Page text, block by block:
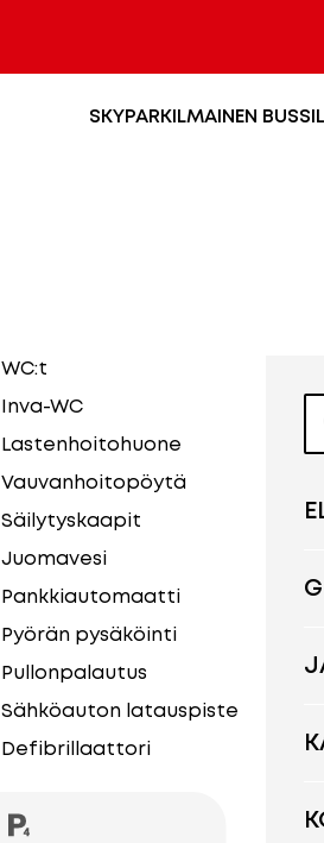
SKYPARK ILMAINEN BUSSI
WC:t
Inva-WC
Lastenhoitohuone
Vauvanhoitopöytä
Säilytyskaapit
Juomavesi
Pankkiautomaatti
Pyörän pysäköinti
Pullonpalautus
Sähköauton latauspiste
Defibrillaattori